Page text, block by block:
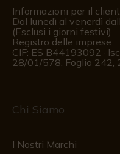
Informazioni per il
Dal lunedì al venerdì
(Esclusi i giorni festivi)
Registro delle imprese
CIF: ES B44193092 ·
28/01/578, Foglio
Chi Siamo
I Nostri Marchi